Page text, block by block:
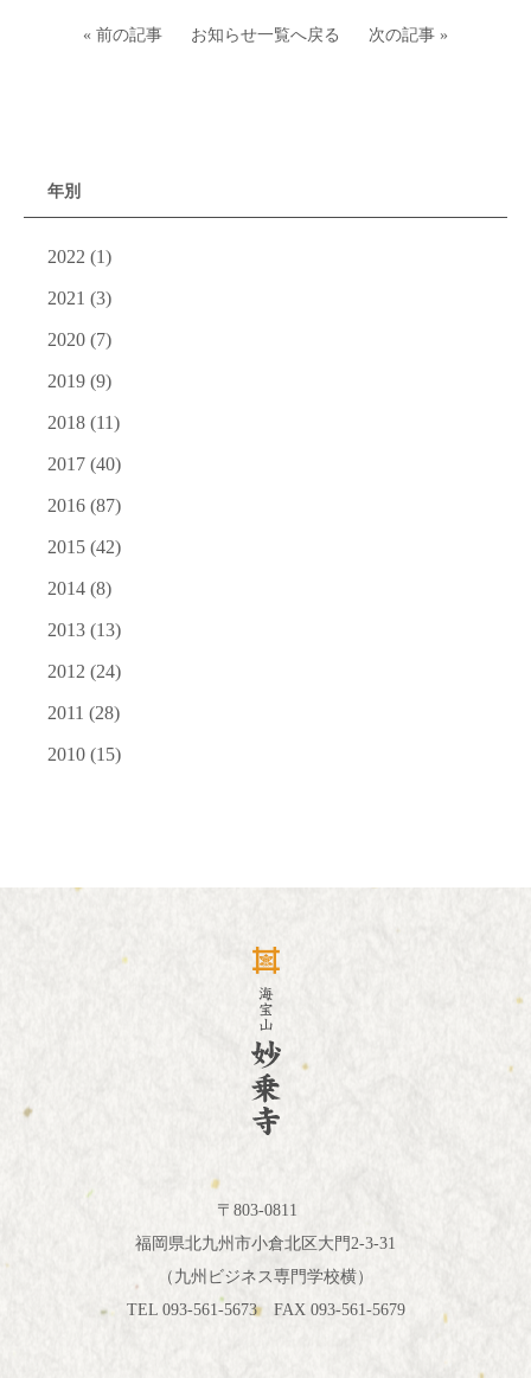
« 前の記事 お知らせ一覧へ戻る 次の記事 »
年別
2022 (1)
2021 (3)
2020 (7)
2019 (9)
2018 (11)
2017 (40)
2016 (87)
2015 (42)
2014 (8)
2013 (13)
2012 (24)
2011 (28)
2010 (15)
〒803-0811
福岡県北九州市小倉北区大門2-3-31
（九州ビジネス専門学校横）
TEL 093-561-5673 FAX 093-561-5679